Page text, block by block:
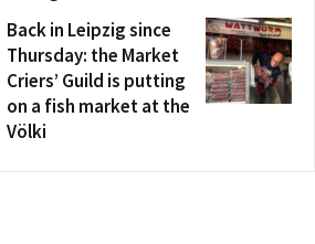
Back in Leipzig since
Thursday: the Market
Criers’ Guild is putting
on a fish market at the
Völki